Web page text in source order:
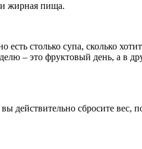
и жирная пища.
столько супа, сколько
– это фруктовый день, а в
действительно сбросите вес,